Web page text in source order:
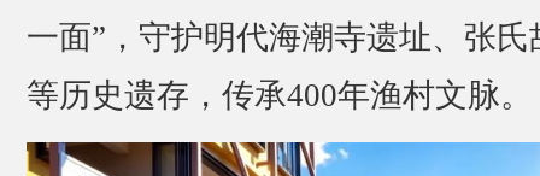
一面”，守护明代海潮寺遗址、张氏
等历史遗存，传承400年渔村文脉。